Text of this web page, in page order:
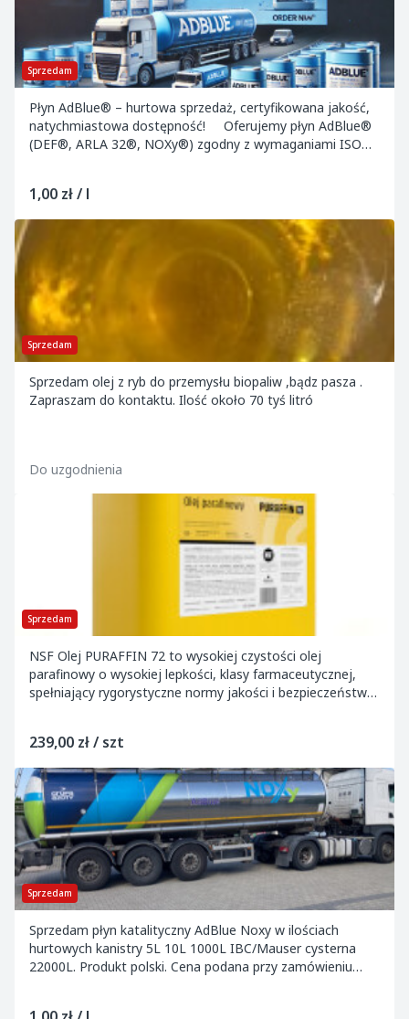
Sprzedam
Płyn AdBlue® – hurtowa sprzedaż, certyfikowana jakość,
natychmiastowa dostępność! Oferujemy płyn AdBlue®
(DEF®, ARLA 32®, NOXy®) zgodny z wymaganiami ISO
1,00 zł / l
Sprzedam
Sprzedam olej z ryb do przemysłu biopaliw ,bądz pasza .
Zapraszam do kontaktu. Ilość około 70 tyś litró
Do uzgodnienia
Sprzedam
NSF Olej PURAFFIN 72 to wysokiej czystości olej
parafinowy o wysokiej lepkości, klasy farmaceutycznej,
spełniający rygorystyczne normy jakości i bezpieczeństwa.
239,00 zł / szt
Sprzedam
Sprzedam płyn katalityczny AdBlue Noxy w ilościach
hurtowych kanistry 5L 10L 1000L IBC/Mauser cysterna
22000L. Produkt polski. Cena podana przy zamówieniu